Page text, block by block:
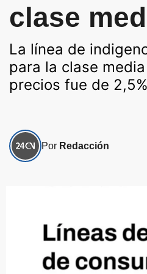
clase
La línea de
para la clase
precios fue de
Por Redacción